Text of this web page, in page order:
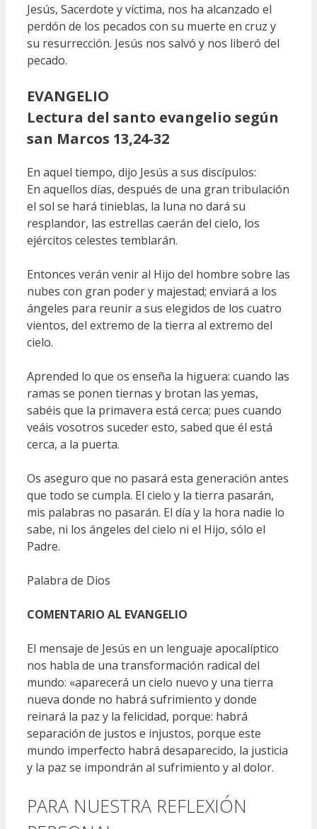
Jesús, Sacerdote y víctima, nos ha alcanzado el
perdón de los pecados con su muerte en cruz y
su resurrección. Jesús nos salvó y nos liberó del
pecado.
EVANGELIO
Lectura del santo evangelio según
san Marcos 13,24-32
En aquel tiempo, dijo Jesús a sus discípulos:
En aquellos días, después de una gran tribulación
el sol se hará tinieblas, la luna no dará su
resplandor, las estrellas caerán del cielo, los
ejércitos celestes temblarán.
Entonces verán venir al Hijo del hombre sobre las
nubes con gran poder y majestad; enviará a los
ángeles para reunir a sus elegidos de los cuatro
vientos, del extremo de la tierra al extremo del
cielo.
Aprended lo que os enseña la higuera: cuando las
ramas se ponen tiernas y brotan las yemas,
sabéis que la primavera está cerca; pues cuando
veáis vosotros suceder esto, sabed que él está
cerca, a la puerta.
Os aseguro que no pasará esta generación antes
que todo se cumpla. El cielo y la tierra pasarán,
mis palabras no pasarán. El día y la hora nadie lo
sabe, ni los ángeles del cielo ni el Hijo, sólo el
Padre.
Palabra de Dios
COMENTARIO AL EVANGELIO
El mensaje de Jesús en un lenguaje apocalíptico
nos habla de una transformación radical del
mundo: «aparecerá un cielo nuevo y una tierra
nueva donde no habrá sufrimiento y donde
reinará la paz y la felicidad, porque: habrá
separación de justos e injustos, porque este
mundo imperfecto habrá desaparecido, la justicia
y la paz se impondrán al sufrimiento y al dolor.
PARA NUESTRA REFLEXIÓN